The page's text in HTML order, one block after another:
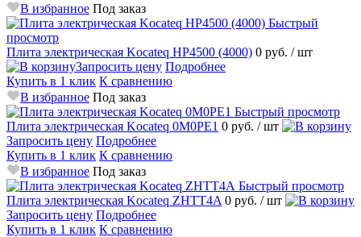
В избранное Под заказ
Быстрый
просмотр
Плита электрическая Kocateq HP4500 (4000) 0 руб. / шт
Запросить цену Подробнее
Купить в 1 клик К сравнению
В избранное Под заказ
Быстрый просмотр
Плита электрическая Kocateq 0M0PE1 0 руб. / шт
Запросить цену Подробнее
Купить в 1 клик К сравнению
В избранное Под заказ
Быстрый просмотр
Плита электрическая Kocateq ZHTT4A 0 руб. / шт
Запросить цену Подробнее
Купить в 1 клик К сравнению